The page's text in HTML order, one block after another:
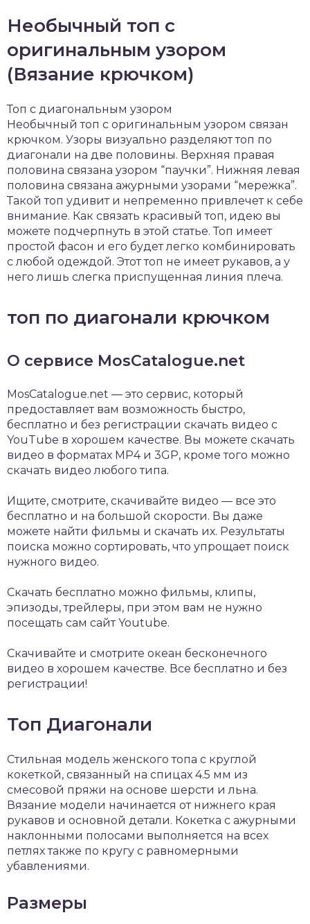
Необычный топ с
оригинальным узором
(Вязание крючком)
Топ с диагональным узором
Необычный топ с оригинальным узором связан
крючком. Узоры визуально разделяют топ по
диагонали на две половины. Верхняя правая
половина связана узором “паучки”. Нижняя левая
половина связана ажурными узорами “мережка”.
Такой топ удивит и непременно привлечет к себе
внимание. Как связать красивый топ, идею вы
можете подчерпнуть в этой статье. Топ имеет
простой фасон и его будет легко комбинировать
с любой одеждой. Этот топ не имеет рукавов, а у
него лишь слегка приспущенная линия плеча.
топ по диагонали крючком
О сервисе MosCatalogue.net
MosCatalogue.net — это сервис, который
предоставляет вам возможность быстро,
бесплатно и без регистрации скачать видео с
YouTube в хорошем качестве. Вы можете скачать
видео в форматах MP4 и 3GP, кроме того можно
скачать видео любого типа.
Ищите, смотрите, скачивайте видео — все это
бесплатно и на большой скорости. Вы даже
можете найти фильмы и скачать их. Результаты
поиска можно сортировать, что упрощает поиск
нужного видео.
Скачать бесплатно можно фильмы, клипы,
эпизоды, трейлеры, при этом вам не нужно
посещать сам сайт Youtube.
Скачивайте и смотрите океан бесконечного
видео в хорошем качестве. Все бесплатно и без
регистрации!
Топ Диагонали
Стильная модель женского топа с круглой
кокеткой, связанный на спицах 4.5 мм из
смесовой пряжи на основе шерсти и льна.
Вязание модели начинается от нижнего края
рукавов и основной детали. Кокетка с ажурными
наклонными полосами выполняется на всех
петлях также по кругу с равномерными
убавлениями.
Размеры